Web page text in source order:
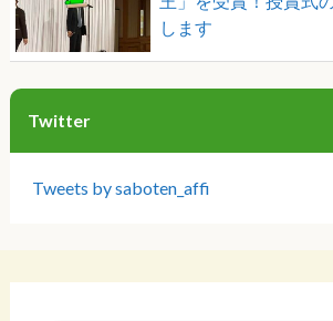
します
Twitter
Tweets by saboten_affi